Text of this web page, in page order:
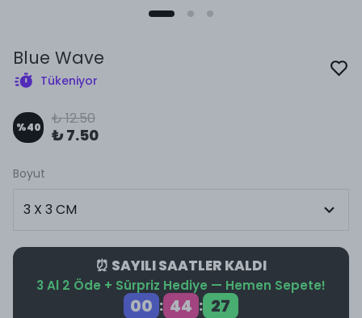
Blue Wave
Tükeniyor
%40 ₺ 12.50
₺ 7.50
Boyut
⏰ SAYILI SAATLER KALDI
3 Al 2 Öde + Sürpriz Hediye — Hemen Sepete!
00 : 44 : 26